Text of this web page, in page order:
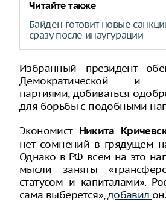
Читайте также
Байден готовит новые
сразу после инаугурации
Избранный президент
Демократической и
партиями, добиваться
для борьбы с подобными
Экономист Никита
нет сомнений в грядущем
Однако в РФ всем на это
мысли заняты
статусом и капиталами».
сама выберется»,добавил он.